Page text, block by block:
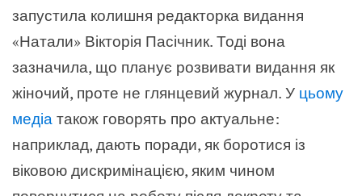
запустила колишня редакторка видання
«Натали» Вікторія Пасічник. Тоді вона
зазначила, що планує розвивати видання як
жіночий, проте не глянцевий журнал. У цьому
медіа також говорять про актуальне:
наприклад, дають поради, як боротися із
віковою дискримінацією, яким чином